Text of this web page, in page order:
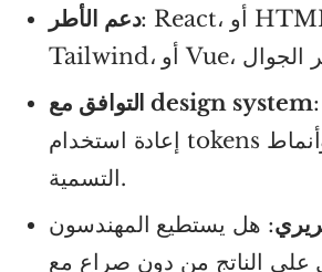
دعم الأطر: React، أو HTML، أو
التوافق مع design system: القدرة على
إعادة استخدام tokens والمكونات وأنماط
التسمية.
: هل يستطيع المهندسون
على الناتج من دون صراع مع